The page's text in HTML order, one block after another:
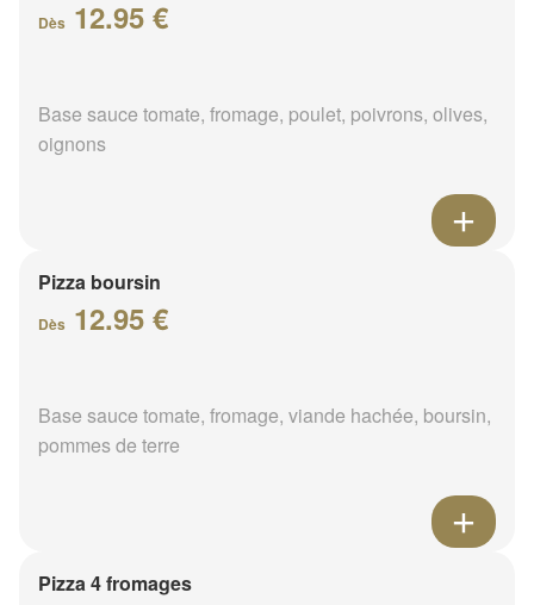
Dès 12.95 €
Base sauce tomate, fromage, poulet, poivrons, olives,
oignons
Pizza boursin
Dès 12.95 €
Base sauce tomate, fromage, viande hachée, boursin,
pommes de terre
Pizza 4 fromages